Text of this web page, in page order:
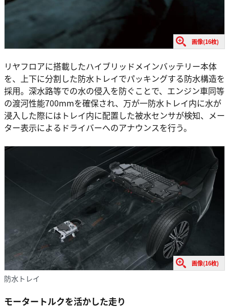
画像(16枚)
リヤフロアに搭載したハイブリッドメインバッテリー本体
を、上下に分割した防水トレイでパッキングする防水構造を
採用。深水路等での水の侵入を防ぐことで、エンジン車同等
の渡河性能700mmを確保され、万が一防水トレイ内に水が
浸入した際にはトレイ内に配置した被水センサが検知、メー
ター表示によるドライバーへのアナウンスを行う。
画像(16枚)
防水トレイ
モータートルクを活かした走り